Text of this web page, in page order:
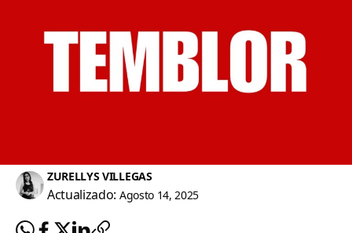
ZURELLYS VILLEGAS
Actualizado: Agosto 14, 2025